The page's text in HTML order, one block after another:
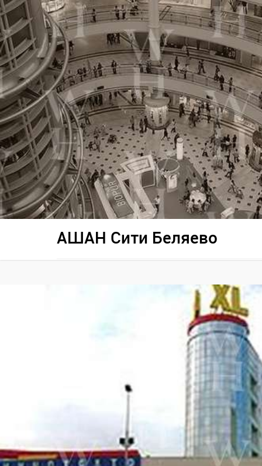
АШАН Сити Беляево